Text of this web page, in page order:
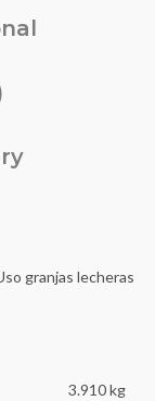
granjas lecheras
3.910 kg